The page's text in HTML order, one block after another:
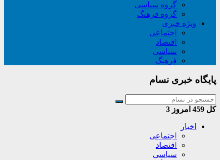
گروه سیاسی
گروه فرهنگ
ویژه خبری
اجتماعی
اقتصاد
سیاسی
فرهنگ
پایگاه خبری نسام
کل امروز 3
اخبار
اجتماعی
اقتصاد
سیاسی